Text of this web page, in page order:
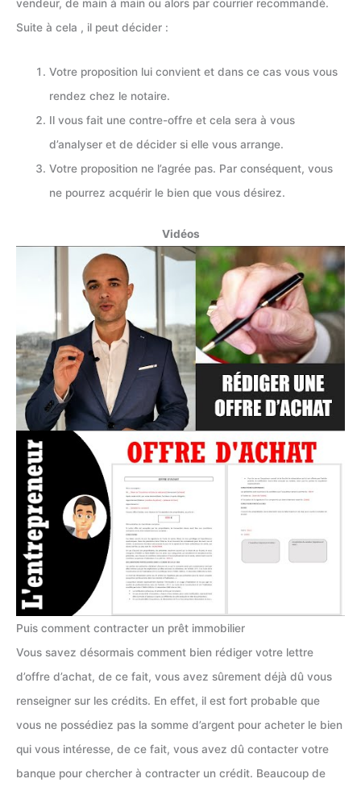
vendeur, de main à main ou alors par courrier recommandé.
Suite à cela , il peut décider :
Votre proposition lui convient et dans ce cas vous vous
rendez chez le notaire.
Il vous fait une contre-offre et cela sera à vous
d’analyser et de décider si elle vous arrange.
Votre proposition ne l’agrée pas. Par conséquent, vous
ne pourrez acquérir le bien que vous désirez.
Vidéos
Puis comment contracter un prêt immobilier
Vous savez désormais comment bien rédiger votre lettre
d’offre d’achat, de ce fait, vous avez sûrement déjà dû vous
renseigner sur les crédits. En effet, il est fort probable que
vous ne possédiez pas la somme d’argent pour acheter le bien
qui vous intéresse, de ce fait, vous avez dû contacter votre
banque pour chercher à contracter un crédit. Beaucoup de